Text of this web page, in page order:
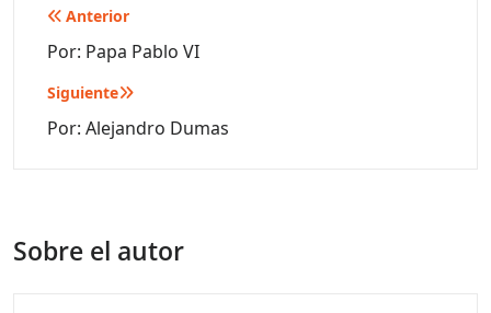
Navegación
de
entradas
Anterior
Por: Papa Pablo VI
Siguiente
Por: Alejandro Dumas
Sobre el autor